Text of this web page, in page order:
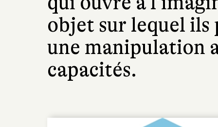
objet sur lequel ils
une manipulation
capacités.